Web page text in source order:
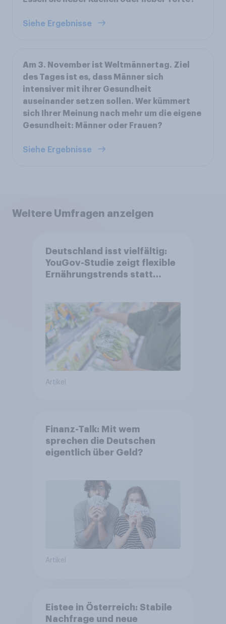
Siehe Ergebnisse
Am 3. November ist Weltmännertag. Ziel
des Tages ist es, dass Männer sich
intensiver mit ihrer Gesundheit
auseinander setzen sollen. Wer kümmert
sich Ihrer Meinung nach mehr um die eigene
Gesundheit: Männer oder Frauen?
Siehe Ergebnisse
Weitere Umfragen anzeigen
Deutschland isst vielfältig:
YouGov-Studie zeigt flexible
Ernährungstrends statt
Artikel
Finanz-Talk: Mit wem
sprechen die Deutschen
eigentlich über Geld?
Artikel
Eistee in Österreich: Stabile
Nachfrage und neue